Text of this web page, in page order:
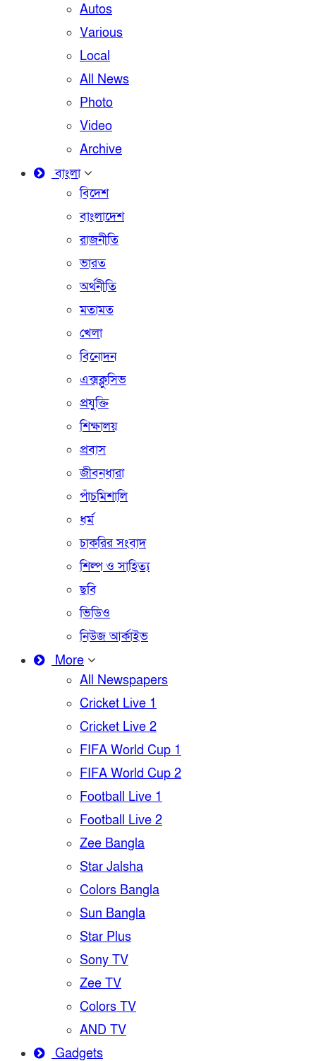
Autos
Various
Local
All News
Photo
Video
Archive
বাংলা
বিদেশ
বাংলাদেশ
রাজনীতি
ভারত
অর্থনীতি
মতামত
খেলা
বিনোদন
এক্সক্লুসিভ
প্রযুক্তি
শিক্ষালয়
প্রবাস
জীবনধারা
পাঁচমিশালি
ধর্ম
চাকরির সংবাদ
শিল্প ও সাহিত্য
ছবি
ভিডিও
নিউজ আর্কাইভ
More
All Newspapers
Cricket Live 1
Cricket Live 2
FIFA World Cup 1
FIFA World Cup 2
Football Live 1
Football Live 2
Zee Bangla
Star Jalsha
Colors Bangla
Sun Bangla
Star Plus
Sony TV
Zee TV
Colors TV
AND TV
Gadgets